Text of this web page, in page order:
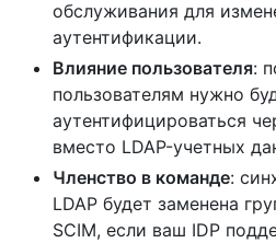
обслуживания для
аутентификации.
Влияние пользователя:
пользователям нужно
аутентифицироваться
вместо LDAP-учетных
Членство в команде:
LDAP будет заменена
SCIM, если ваш IDP